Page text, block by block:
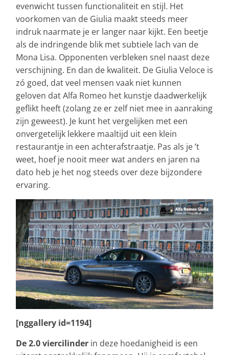
evenwicht tussen functionaliteit en stijl. Het
voorkomen van de Giulia maakt steeds meer
indruk naarmate je er langer naar kijkt. Een beetje
als de indringende blik met subtiele lach van de
Mona Lisa. Opponenten verbleken snel naast deze
verschijning. En dan de kwaliteit. De Giulia Veloce is
zó goed, dat veel mensen vaak niet kunnen
geloven dat Alfa Romeo het kunstje daadwerkelijk
geflikt heeft (zolang ze er zelf niet mee in aanraking
zijn geweest). Je kunt het vergelijken met een
onvergetelijk lekkere maaltijd uit een klein
restaurantje in een achterafstraatje. Pas als je ’t
weet, hoef je nooit meer wat anders en jaren na
dato heb je het nog steeds over deze bijzondere
ervaring.
[nggallery id=1194]
De 2.0 viercilinder in deze hoedanigheid is een